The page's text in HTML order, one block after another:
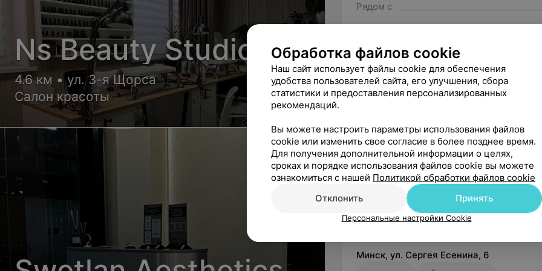
рук или маникюр можно
удобно для тех, кто ценит
Интерьер
Пространство салона
Светлые оттенки, уютные
атмосферу релаксации и
настоящим удовольствием.
Команда профессионалов
Мастера салона – это
мировым стандартам,
Специалисты регулярно
технологии и методики
Рядом с
Район
Микрорайон
Цены
Окрашивание
бровей
Цена по запросу
Окрашивание
бровей, ресниц
Цена по запросу
Минск, ул. Сергея Есенина, 6
Ns Beauty Studio
4.6 км • ул. 3-я Щорса
Салон красоты
Обработка файлов cookie
Наш сайт использует файлы cookie для обеспечения
удобства пользователей сайта, его улучшения, сбора
статистики и предоставления персонализированных
рекомендаций.
Вы можете настроить параметры использования файлов
cookie или изменить свое согласие в более позднее время.
Для получения дополнительной информации о целях,
сроках и порядке использования файлов cookie вы можете
ознакомиться с нашей Политикой обработки файлов cookie
Отклонить
Принять
Персональные настройки Cookie